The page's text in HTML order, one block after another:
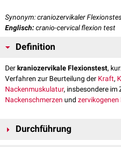
Synonym: craniozervikaler
Englisch:cranio-cervical flexion test
Definition
Derkraniozervikale Flexionstest,
Verfahren zur Beurteilung der Kraft,
Nackenmuskulatur, insbesondere im
Nackenschmerzen und
Durchführung